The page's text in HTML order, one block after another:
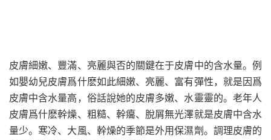
皮膚細嫩、豐滿、亮麗與否的關鍵在于皮膚中的含水量。例
如嬰幼兒皮膚爲什麽如此細嫩、亮麗、富有彈性，就是因爲
皮膚中含水量高，俗話說她的皮膚多嫩、水靈靈的。老年人
皮膚爲什麽幹燥、粗糙、幹癟、脫屑無光澤就是皮膚中含水
量少。寒冷、大風、幹燥的季節是外用保濕劑。調理皮膚的